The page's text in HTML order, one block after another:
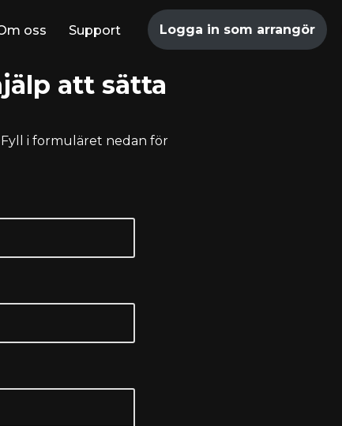
oss Support Logga in som arrangör
att sätta
i formuläret nedan för